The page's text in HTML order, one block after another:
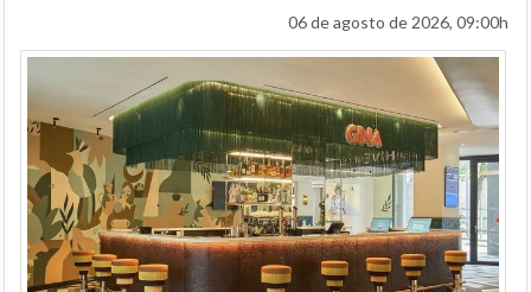
06 de agosto de 2026, 09:00h